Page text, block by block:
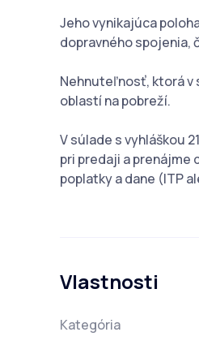
Jeho vynikajúca
dopravného spojenia,
Nehnuteľnosť, ktorá v
oblastí na pobreží.
V súlade s vyhláškou
pri predaji a prenájme
poplatky a dane (ITP
Vlastnosti
Kategória